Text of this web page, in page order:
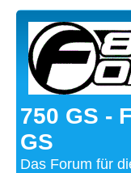
750 GS -
GS
Das Forum für